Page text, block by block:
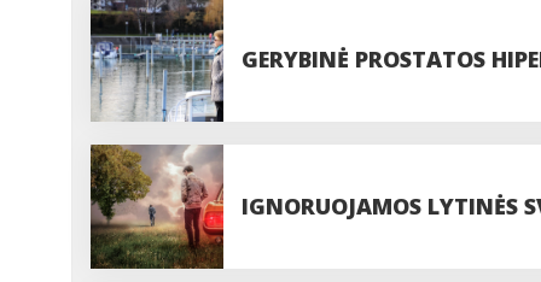
GERYBINĖ PROSTATOS
IGNORUOJAMOS LYTINĖS